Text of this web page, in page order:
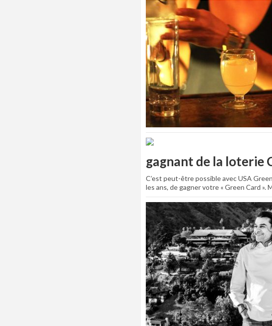
gagnant de la loterie
C’est peut-être possible avec USA
les ans, de gagner votre « Green Card